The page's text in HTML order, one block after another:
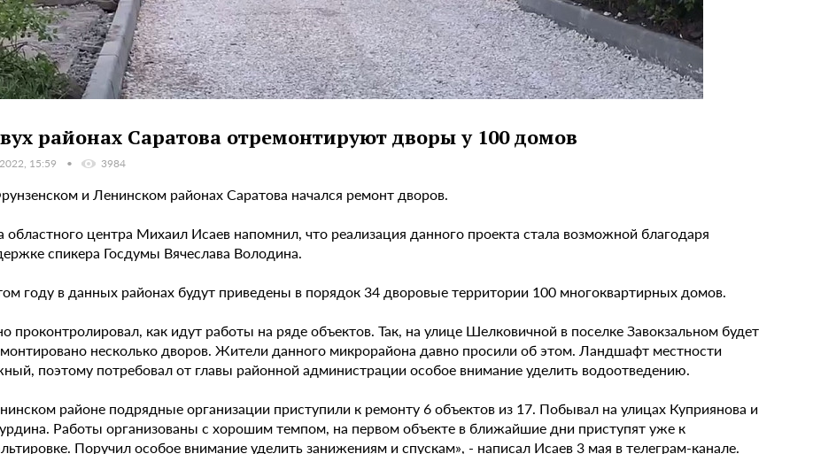
районах Саратова отремонтируют дворы у 100 домов
15:59 3984
и Ленинском районах Саратова начался ремонт дворов.
областного центра Михаил Исаев напомнил, что реализация данного проекта стала возможной благодаря
спикера Госдумы Вячеслава Володина.
году в данных районах будут приведены в порядок 34 дворовые территории 100 многоквартирных домов.
проконтролировал, как идут работы на ряде объектов. Так, на улице Шелковичной в поселке Завокзальном будет
несколько дворов. Жители данного микрорайона давно просили об этом. Ландшафт местности
поэтому потребовал от главы районной администрации особое внимание уделить водоотведению.
районе подрядные организации приступили к ремонту 6 объектов из 17. Побывал на улицах Куприянова и
Работы организованы с хорошим темпом, на первом объекте в ближайшие дни приступят уже к
Поручил особое внимание уделить занижениям и спускам», - написал Исаев 3 мая в телеграм-канале.